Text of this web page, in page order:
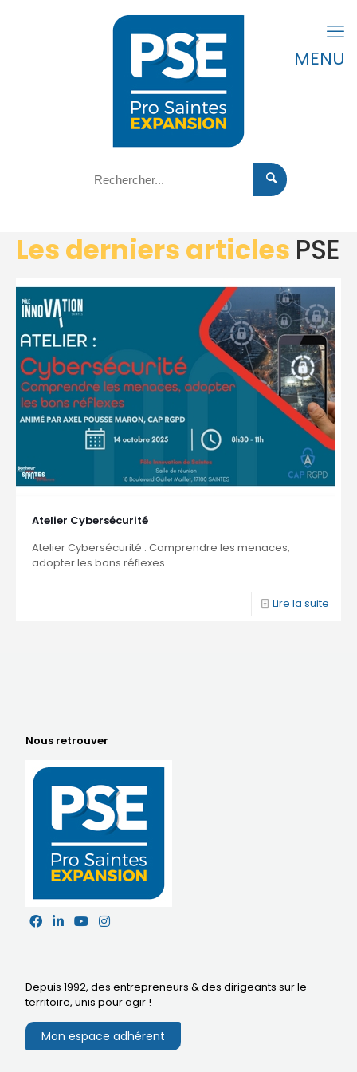
MENU
Les derniers articles PSE
Atelier Cybersécurité
Atelier Cybersécurité : Comprendre les menaces,
adopter les bons réflexes
Lire la suite
Nous retrouver
Depuis 1992, des entrepreneurs & des dirigeants sur le
territoire, unis pour agir !
Mon espace adhérent